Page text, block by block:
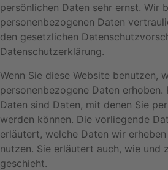
persönlichen Daten sehr ernst. Wir
personenbezogenen Daten
den gesetzlichen
Datenschutzerklärung.
Wenn Sie diese Website benutzen,
personenbezogene Daten erhoben.
Daten sind Daten, mit denen Sie
werden können. Die vorliegende
erläutert, welche Daten wir
nutzen. Sie erläutert auch, wie und
geschieht.